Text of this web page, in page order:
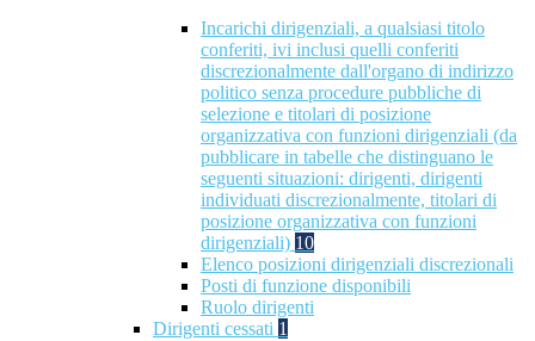
Incarichi dirigenziali, a qualsiasi titolo
conferiti, ivi inclusi quelli conferiti
discrezionalmente dall'organo di indirizzo
politico senza procedure pubbliche di
selezione e titolari di posizione
organizzativa con funzioni dirigenziali (da
pubblicare in tabelle che distinguano le
seguenti situazioni: dirigenti, dirigenti
individuati discrezionalmente, titolari di
posizione organizzativa con funzioni
dirigenziali) 10
Elenco posizioni dirigenziali discrezionali
Posti di funzione disponibili
Ruolo dirigenti
Dirigenti cessati 1